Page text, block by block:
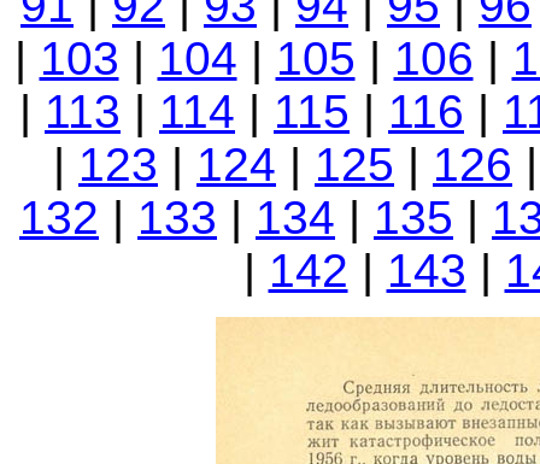
| 103 | 104 | 105 | 106 |
| 113 | 114 | 115 | 116 |
| 123 | 124 | 125 | 126
132 | 133 | 134 | 135 |
| 142 | 143 |